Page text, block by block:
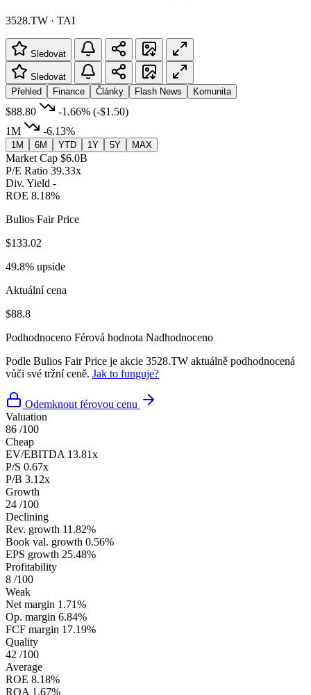
3528.TW · TAI
Sledovat
Sledovat
Přehled
Finance Články Flash News Komunita
$88.80 -1.66% (-$1.50)
1M
-6.13%
1M 6M YTD 1Y 5Y MAX
Market Cap $6.0B
P/E Ratio 39.33x
Div. Yield -
ROE 8.18%
Bulios Fair Price
$133.02
49.8% upside
Aktuální cena
$88.8
Podhodnoceno Férová hodnota Nadhodnoceno
Podle Bulios Fair Price je akcie 3528.TW aktuálně podhodnocená
vůči své tržní ceně. Jak to funguje?
Odemknout férovou cenu
Valuation
86 /100
Cheap
EV/EBITDA 13.81x
P/S 0.67x
P/B 3.12x
Growth
24 /100
Declining
Rev. growth 11.82%
Book val. growth 0.56%
EPS growth 25.48%
Profitability
8 /100
Weak
Net margin 1.71%
Op. margin 6.84%
FCF margin 17.19%
Quality
42 /100
Average
ROE 8.18%
ROA 1.67%